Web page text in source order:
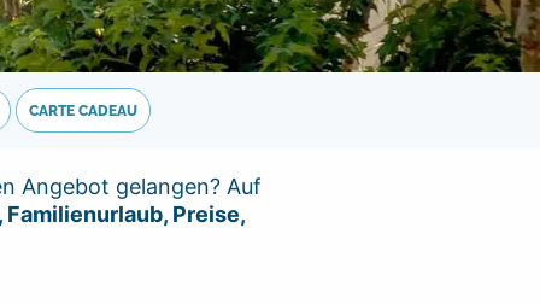
CARTE CADEAU
Angebot gelangen? Auf
Preise,